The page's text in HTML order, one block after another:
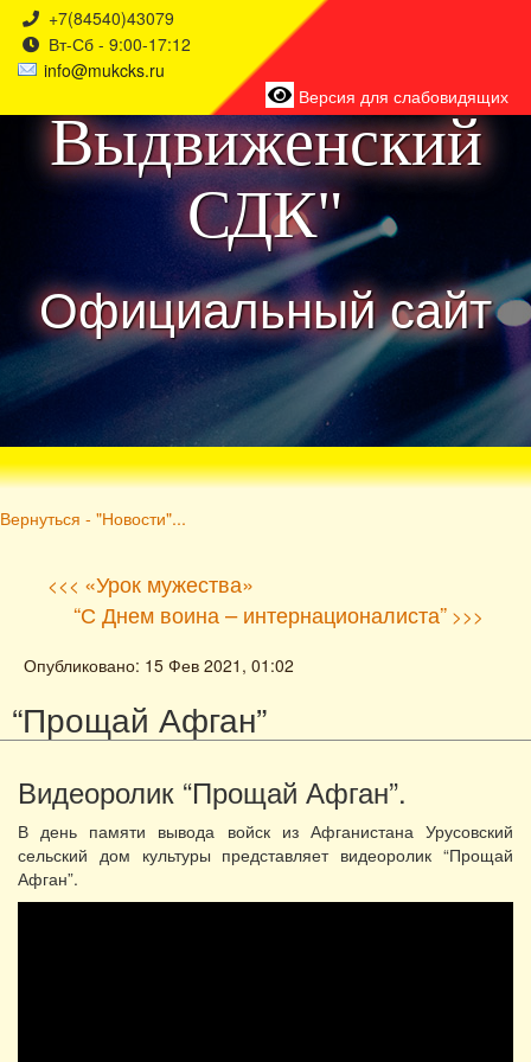
+7(84540)43079
Вт-Сб - 9:00-17:12
info@mukcks.ru
Версия для слабовидящих
района
Выдвиженский
СДК"
Официальный сайт
Вернуться - "Новости"...
<<< «Урок мужества»
“С Днем воина – интернационалиста” >>>
Опубликовано: 15 Фев 2021, 01:02
“Прощай Афган”
Видеоролик “Прощай Афган”.
В день памяти вывода войск из Афганистана Урусовский
сельский дом культуры представляет видеоролик “Прощай
Афган”.